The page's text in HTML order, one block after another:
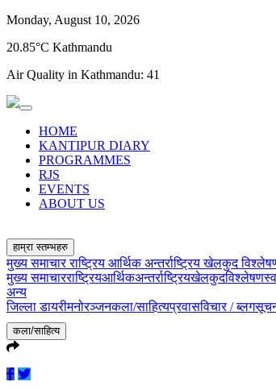
Monday, August 10, 2026
20.85°C Kathmandu
Air Quality in Kathmandu: 41
HOME
KANTIPUR DIARY
PROGRAMMES
RJS
EVENTS
ABOUT US
हाम्रा स्तम्भहरु
मुख्य समाचारराष्ट्रिय आर्थिकअन्तर्राष्ट्रियखेलकुद
मुख्य समाचारराष्ट्रियआर्थिकअन्तर्राष्ट्रियखेलकुदविश्लेषण
अन्य
जिल्ला डायरीमनोरञ्जनकला/साहित्यप्रवासविचार / ब्लग
कला/साहित्य